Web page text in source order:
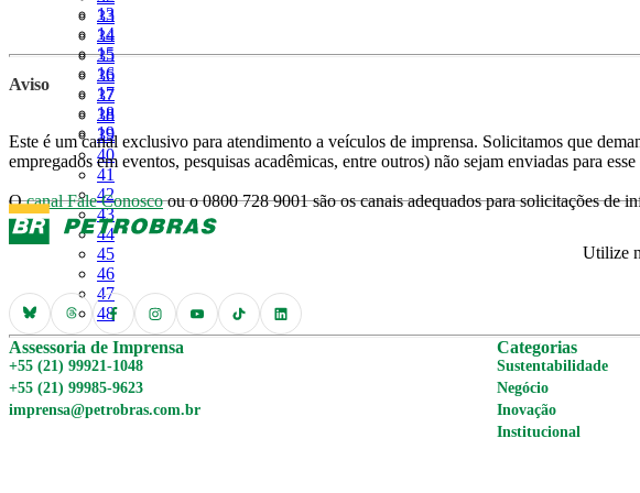
Página
13
Página
14
Página
15
Página
16
Página
17
Página
18
Página
19
Página
33
Página
34
Página
35
Página
36
Página
37
Página
38
Página
39
Página
40
Página
41
Página
42
Página
43
Página
44
Página
45
Página
46
Página
47
Página
48
Aviso
Este é um canal exclusivo para atendimento a veículos de imprensa. Solicitamos que
empregados em eventos, pesquisas acadêmicas, entre outros) não sejam enviadas para
Ocanal Fale Conoscoou o 0800 728 9001 são os canais adequados para solicitações de
Utilize
Assessoria de Imprensa
+55 (21) 99921-1048
+55 (21) 99985-9623
imprensa@petrobras.com.br
Categorias
Sustentabilidade
Negócio
Inovação
Institucional